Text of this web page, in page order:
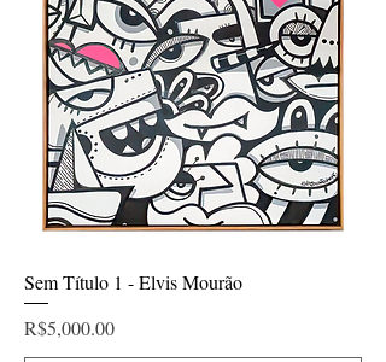
Sem Título 1 - Elvis Mourão
Price
R$5,000.00